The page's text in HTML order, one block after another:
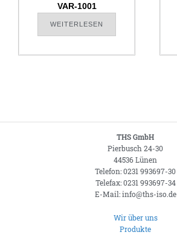
VAR-1001
WEITERLESEN
THS GmbH
Pierbusch 24-30
44536 Lünen
Telefon: 0231 993697-30
Telefax: 0231 993697-34
E-Mail: info@ths-iso.de
Wir über uns
Produkte